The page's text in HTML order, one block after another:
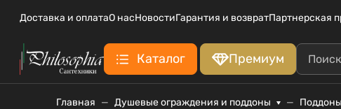
Доставка и оплатаО насНовостиГарантия и возвратПартнерская
Каталог Премиум
Главная Душевые ограждения и поддоны Поддоны